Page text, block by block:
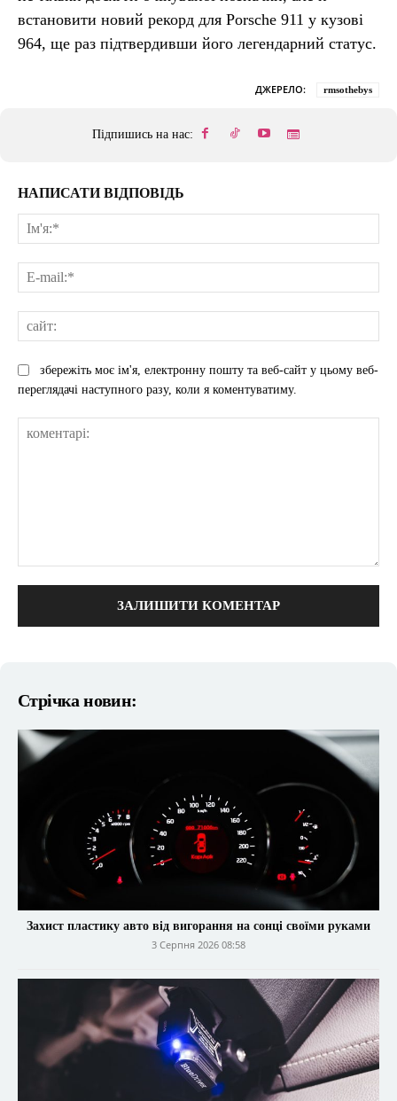
встановити новий рекорд для Porsche 911 у кузові
964, ще раз підтвердивши його легендарний статус.
ДЖЕРЕЛО: rmsothebys
Підпишись на нас:
НАПИСАТИ ВІДПОВІДЬ
збережіть моє ім'я, електронну пошту та веб-сайт у цьому веб-
переглядачі наступного разу, коли я коментуватиму.
Стрічка новин:
Захист пластику авто від вигорання на сонці своїми руками
3 Серпня 2026 08:58